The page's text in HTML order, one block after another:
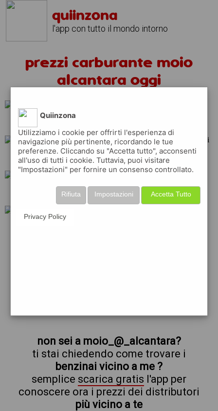
quiinzona
l'app con tutto il mondo intorno
prezzi carburante moio
alcantara oggi
shell tamoil
total repsol
non sei a moio_@_alcantara?
ti stai chiedendo come trovare i
benzinai vicino a me ?
semplice scarica gratis l'app per
conoscere ora i prezzi dei distributori
più vicino a te
Quiinzona
Utilizziamo i cookie per offrirti l'esperienza di
navigazione più pertinente, ricordando le tue
preferenze. Cliccando su "Accetta tutto", acconsenti
all'uso di tutti i cookie. Tuttavia, puoi visitare
"Impostazioni" per fornire un consenso controllato.
Accetta Tutto
Impostazioni
Rifiuta
Privacy Policy